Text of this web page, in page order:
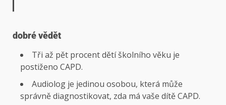
dobré vědět
Tři až pět procent dětí školního věku je
postiženo CAPD.
Audiolog je jedinou osobou, která může
správně diagnostikovat, zda má vaše dítě CAPD.